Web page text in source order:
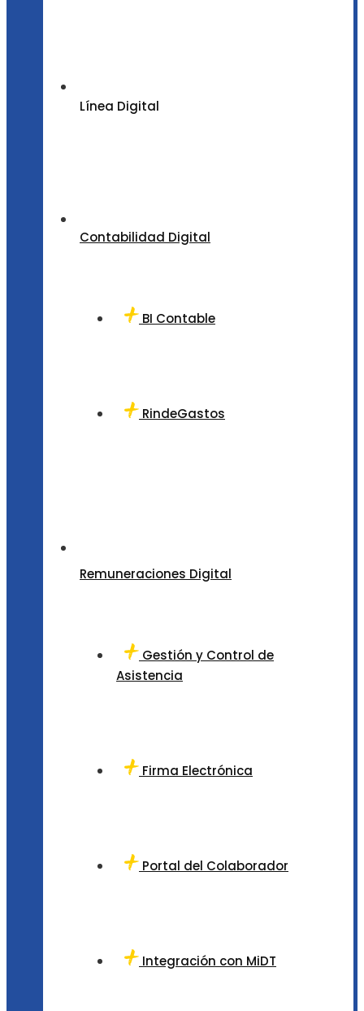
Línea Digital
Contabilidad Digital
BI Contable
RindeGastos
Remuneraciones Digital
Gestión y Control de
Asistencia
Firma Electrónica
Portal del Colaborador
Integración con MiDT